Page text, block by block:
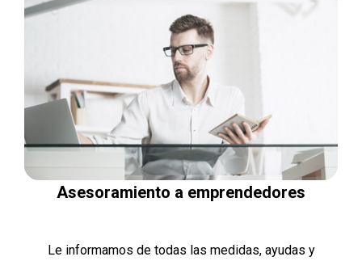
Asesoramiento a emprendedores
Le informamos de todas las medidas, ayudas y